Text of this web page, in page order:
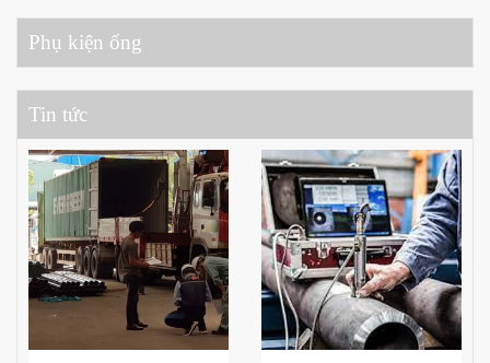
Phụ kiện ống
Tin tức